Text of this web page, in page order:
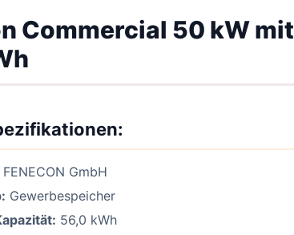
Commercial 50 kW mit
FENECON GmbH
Gewerbespeicher
56,0 kWh